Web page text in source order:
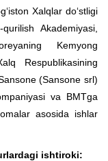
Xalqlar do‘stligi
Akademiyasi,
Kemyong
Respublikasining
(Sansone srl)
va BMTga
asosida ishlar
ishtiroki: